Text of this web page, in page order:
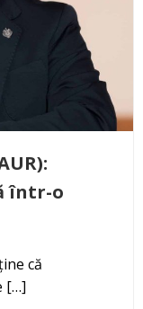
într-o
că
[…]